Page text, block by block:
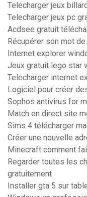
Telecharger jeux
Telecharger jeux pc
Acdsee gratuit
Récupérer son mot
Internet explorer
Jeux gratuit lego star
Telecharger internet
Logiciel pour créer
Sophos antivirus for
Match en direct site
Sims 4 télécharger
Créer une nouvelle
Minecraft comment
Regarder toutes les
gratuitement
Installer gta 5 sur